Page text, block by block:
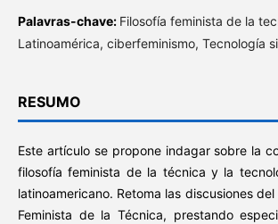
Palavras-chave: Filosofía feminista de la
Latinoamérica, ciberfeminismo, Tecnología
RESUMO
Este artículo se propone indagar sobre la
filosofía feminista de la técnica y la
latinoamericano. Retoma las discusiones del
Feminista de la Técnica, prestando